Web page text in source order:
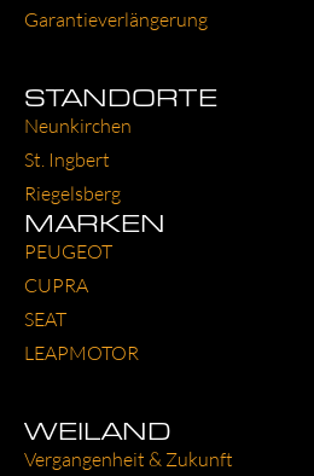
Garantie­verlängerung
STANDORTE
Neun­kir­chen
St. Ing­bert
Rie­gels­berg
MARKEN
PEU­GEOT
CUP­RA
SEAT
LEAP­MO­TOR
WEILAND
Ver­gan­gen­heit & Zukunft